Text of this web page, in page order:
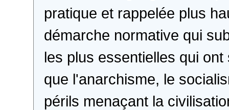
pratique et rappelée plus
démarche normative qui
les plus essentielles qui
que l'anarchisme, le
périls menaçant la